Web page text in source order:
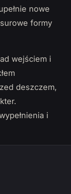
nowe
formy
wejściem i
deszczem,
i